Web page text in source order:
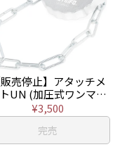
販売停止】アタッチメ
UN (加圧式ワンマン
ブリーダー用)
¥3,500
完売